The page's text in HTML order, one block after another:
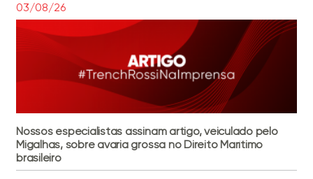
tornam-se sócios […]
03/08/26
Nossos especialistas assinam artigo, veiculado pelo
Migalhas, sobre avaria grossa no Direito Marítimo
brasileiro